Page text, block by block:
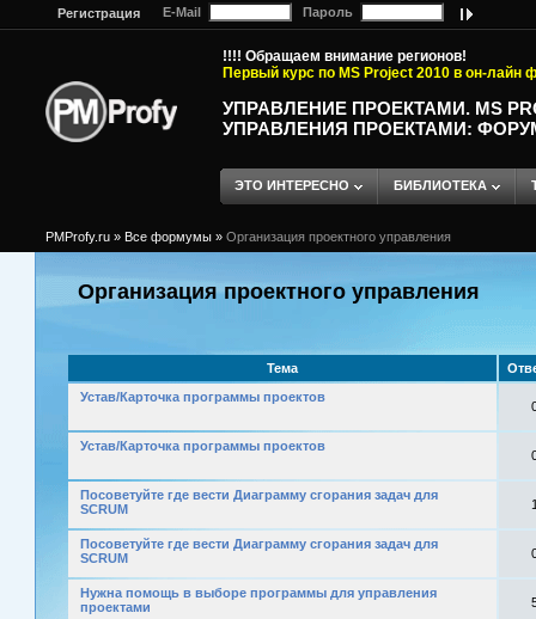
Регистрация E-Mail Пароль
!!!! Обращаем внимание регионов!
Первый курс по MS Project 2010 в он-лайн
УПРАВЛЕНИЕ ПРОЕКТАМИ. MS
УПРАВЛЕНИЯ ПРОЕКТАМИ:
ЭТО ИНТЕРЕСНО БИБЛИОТЕКА
PMProfy.ru » Все формумы » Организация проектного управления
Организация проектного управления
Тема
Устав/Карточка программы проектов
Устав/Карточка программы проектов
Посоветуйте где вести Диаграмму сгорания задач для
SCRUM
Посоветуйте где вести Диаграмму сгорания задач для
SCRUM
Нужна помощь в выборе программы для управления
проектами